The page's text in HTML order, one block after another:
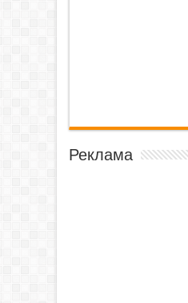
Реклама